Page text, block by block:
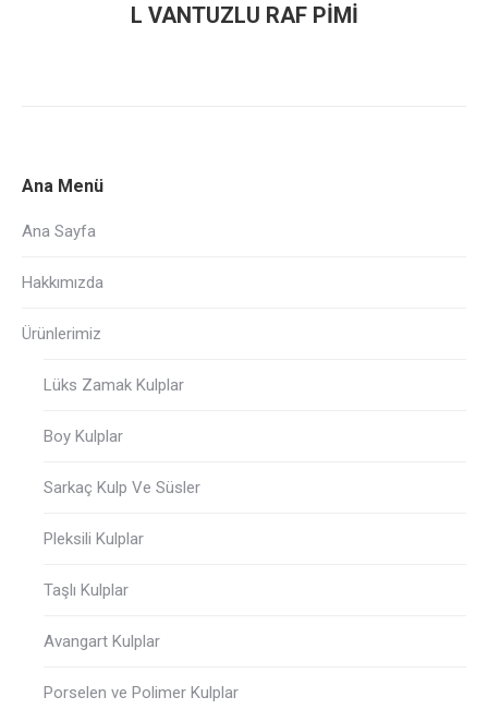
L VANTUZLU RAF PİMİ
Ana Menü
Ana Sayfa
Hakkımızda
Ürünlerimiz
Lüks Zamak Kulplar
Boy Kulplar
Sarkaç Kulp Ve Süsler
Pleksili Kulplar
Taşlı Kulplar
Avangart Kulplar
Porselen ve Polimer Kulplar